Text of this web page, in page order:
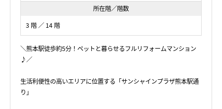
所在階／階数
3 階 ／ 14 階
＼熊本駅徒歩約5分！ペットと暮らせるフルリフォームマンション
♪／
生活利便性の高いエリアに位置する「サンシャインプラザ熊本駅通
り」